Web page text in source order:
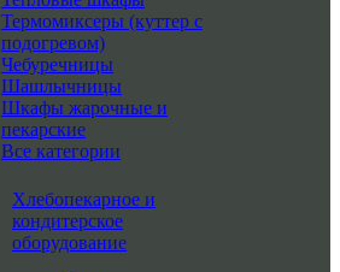
Термомиксеры (куттер с
подогревом)
Чебуречницы
Шашлычницы
Шкафы жарочные и
пекарские
Все категории
Хлебопекарное и
кондитерское
оборудование